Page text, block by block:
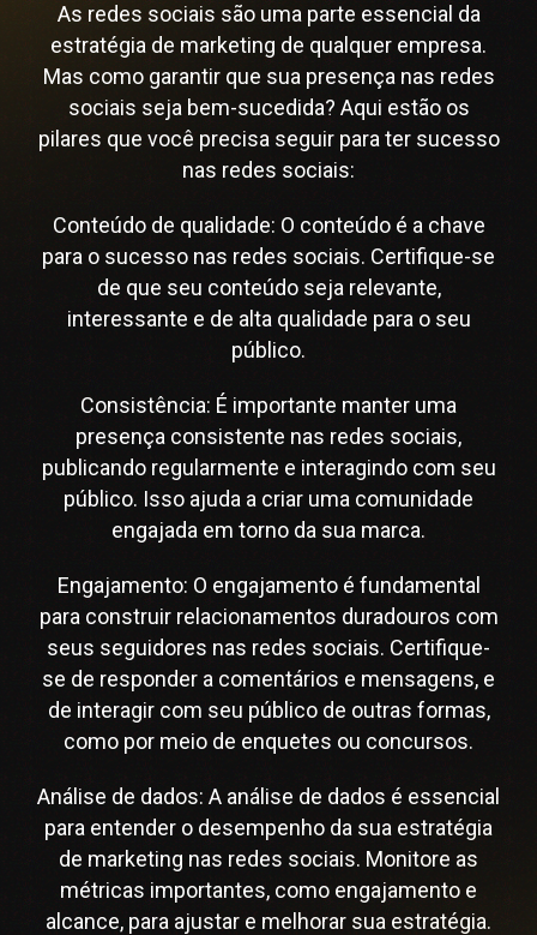
As redes sociais são uma parte essencial da
estratégia de marketing de qualquer empresa.
Mas como garantir que sua presença nas redes
sociais seja bem-sucedida? Aqui estão os
pilares que você precisa seguir para ter sucesso
nas redes sociais:
Conteúdo de qualidade: O conteúdo é a chave
para o sucesso nas redes sociais. Certifique-se
de que seu conteúdo seja relevante,
interessante e de alta qualidade para o seu
público.
Consistência: É importante manter uma
presença consistente nas redes sociais,
publicando regularmente e interagindo com seu
público. Isso ajuda a criar uma comunidade
engajada em torno da sua marca.
Engajamento: O engajamento é fundamental
para construir relacionamentos duradouros com
seus seguidores nas redes sociais. Certifique-
se de responder a comentários e mensagens, e
de interagir com seu público de outras formas,
como por meio de enquetes ou concursos.
Análise de dados: A análise de dados é essencial
para entender o desempenho da sua estratégia
de marketing nas redes sociais. Monitore as
métricas importantes, como engajamento e
alcance, para ajustar e melhorar sua estratégia.